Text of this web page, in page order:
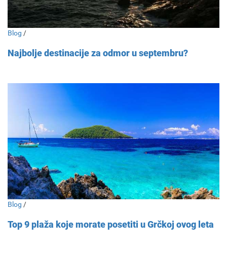
Blog /
Najbolje destinacije za odmor u septembru?
Blog /
Top 9 plaža koje morate posetiti u Grčkoj ovog leta